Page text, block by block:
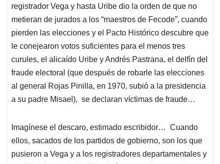
registrador Vega y hasta Uribe dio la orden de que no
metieran de jurados a los “maestros de Fecode”, cuando
pierden las elecciones y el Pacto Histórico descubre que
le conejearon votos suficientes para el menos tres
curules, el alicaído Uribe y Andrés Pastrana, el delfín del
fraude electoral (que después de robarle las elecciones
al general Rojas Pinilla, en 1970, subió a la presidencia
a su padre Misael), se declaran víctimas de fraude…
Imagínese el descaro, estimado escribidor… Cuando
ellos, sacados de los partidos de gobierno, son los que
pusieron a Vega y a los registradores departamentales y